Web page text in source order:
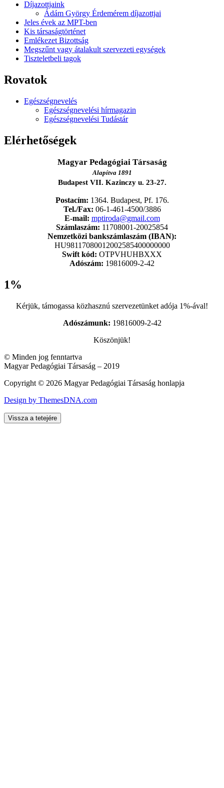
Díjazottjaink
Ádám György Érdemérem díjazottjai
Jeles évek az MPT-ben
Kis társaságtörténet
Emlékezet Bizottság
Megszűnt vagy átalakult szervezeti egységek
Tiszteletbeli tagok
Rovatok
Egészségnevelés
Egészségnevelési hírmagazin
Egészségnevelési Tudástár
Elérhetőségek
Magyar Pedagógiai Társaság
Alapítva 1891
Budapest VII. Kazinczy u. 23-27.
Postacím: 1364. Budapest, Pf. 176.
Tel./Fax: 06-1-461-4500/3886
E-mail: mptiroda@gmail.com
Számlaszám: 11708001-20025854
Nemzetközi bankszámlaszám (IBAN):
HU98117080012002585400000000
Swift kód: OTPVHUHBXXX
Adószám: 19816009-2-42
1%
Kérjük, támogassa közhasznú szervezetünket adója 1%-ával!
Adószámunk: 19816009-2-42
Köszönjük!
© Minden jog fenntartva
Magyar Pedagógiai Társaság – 2019
Copyright © 2026 Magyar Pedagógiai Társaság honlapja
Design by ThemesDNA.com
Vissza a tetejére